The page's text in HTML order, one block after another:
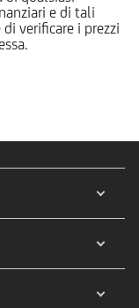
e di tali
verificare i prezzi